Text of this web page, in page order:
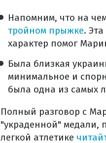
Напомним, что на
тройном прыжке.
характер помог
Была близкая
минимальное и
была одна из самых
Полный разговор с
"украденной" медали,
легкой атлетике